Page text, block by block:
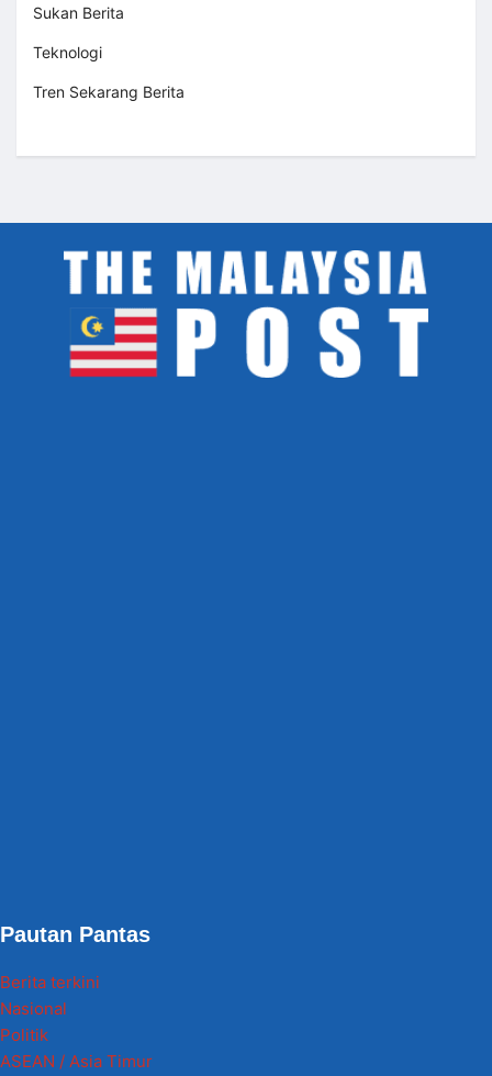
Sukan Berita
Teknologi
Tren Sekarang Berita
Pautan Pantas
Berita terkini
Nasional
Politik
ASEAN / Asia Timur